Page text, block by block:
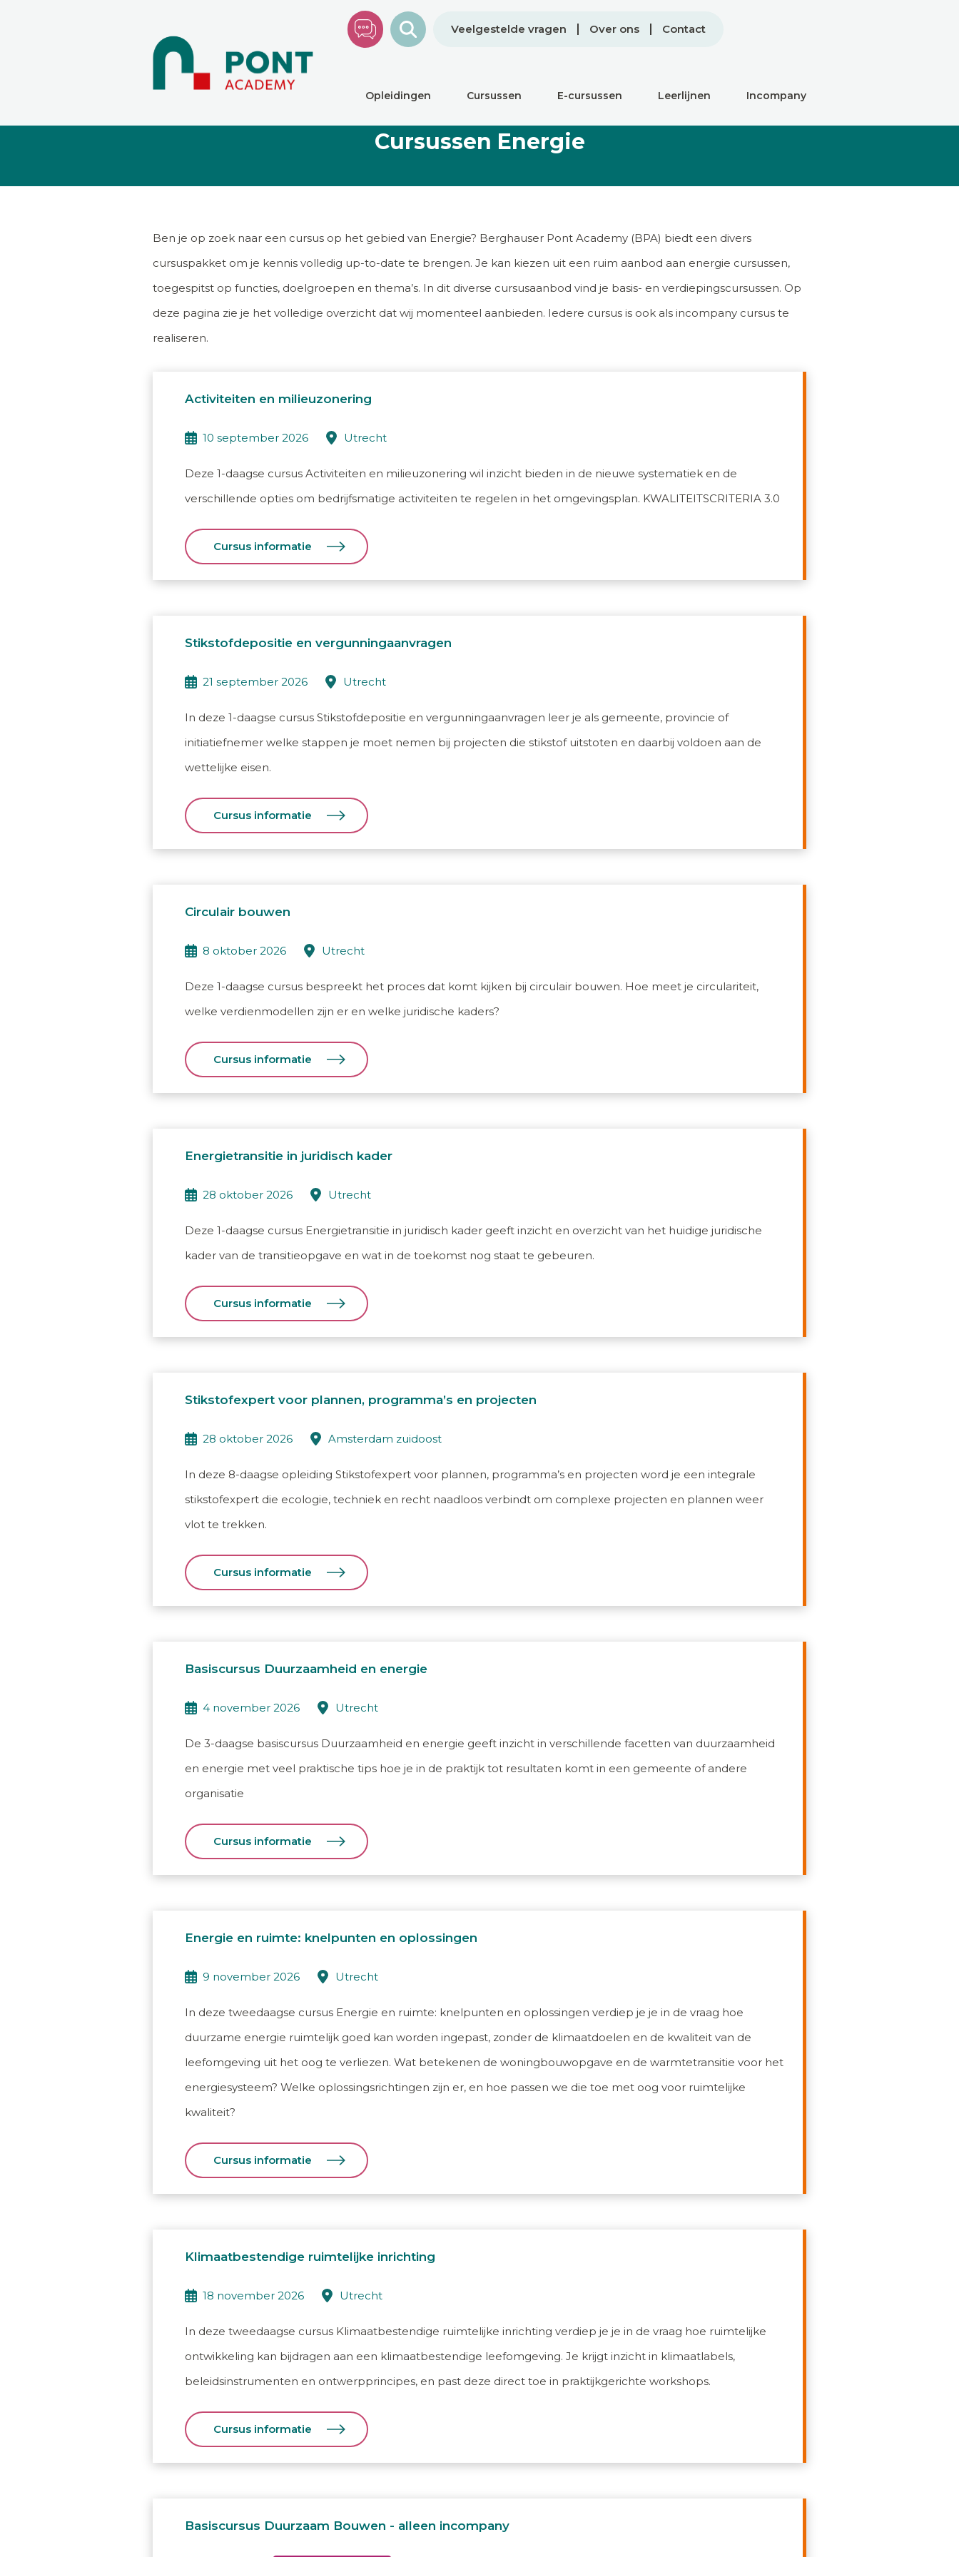
Veelgestelde vragen Over ons Contact
Opleidingen Cursussen E-cursussen Leerlijnen Incompany
Cursussen Energie
Ben je op zoek naar een cursus op het gebied van Energie? Berghauser Pont Academy (BPA) biedt een divers
cursuspakket om je kennis volledig up-to-date te brengen. Je kan kiezen uit een ruim aanbod aan energie cursussen,
toegespitst op functies, doelgroepen en thema’s. In dit diverse cursusaanbod vind je basis- en verdiepingscursussen. Op
deze pagina zie je het volledige overzicht dat wij momenteel aanbieden. Iedere cursus is ook als incompany cursus te
realiseren.
Activiteiten en milieuzonering
10 september 2026 utrecht
Deze 1-daagse cursus Activiteiten en milieuzonering wil inzicht bieden in de nieuwe systematiek en de
verschillende opties om bedrijfsmatige activiteiten te regelen in het omgevingsplan. KWALITEITSCRITERIA 3.0
Cursus informatie
Stikstofdepositie en vergunningaanvragen
21 september 2026 utrecht
In deze 1-daagse cursus Stikstofdepositie en vergunningaanvragen leer je als gemeente, provincie of
initiatiefnemer welke stappen je moet nemen bij projecten die stikstof uitstoten en daarbij voldoen aan de
wettelijke eisen.
Cursus informatie
Circulair bouwen
8 oktober 2026 utrecht
Deze 1-daagse cursus bespreekt het proces dat komt kijken bij circulair bouwen. Hoe meet je circulariteit,
welke verdienmodellen zijn er en welke juridische kaders?
Cursus informatie
Energietransitie in juridisch kader
28 oktober 2026 utrecht
Deze 1-daagse cursus Energietransitie in juridisch kader geeft inzicht en overzicht van het huidige juridische
kader van de transitieopgave en wat in de toekomst nog staat te gebeuren.
Cursus informatie
Stikstofexpert voor plannen, programma’s en projecten
28 oktober 2026 amsterdam zuidoost
In deze 8-daagse opleiding Stikstofexpert voor plannen, programma’s en projecten word je een integrale
stikstofexpert die ecologie, techniek en recht naadloos verbindt om complexe projecten en plannen weer
vlot te trekken.
Cursus informatie
Basiscursus Duurzaamheid en energie
4 november 2026 utrecht
De 3-daagse basiscursus Duurzaamheid en energie geeft inzicht in verschillende facetten van duurzaamheid
en energie met veel praktische tips hoe je in de praktijk tot resultaten komt in een gemeente of andere
organisatie
Cursus informatie
Energie en ruimte: knelpunten en oplossingen
9 november 2026 utrecht
In deze tweedaagse cursus Energie en ruimte: knelpunten en oplossingen verdiep je je in de vraag hoe
duurzame energie ruimtelijk goed kan worden ingepast, zonder de klimaatdoelen en de kwaliteit van de
leefomgeving uit het oog te verliezen. Wat betekenen de woningbouwopgave en de warmtetransitie voor het
energiesysteem? Welke oplossingsrichtingen zijn er, en hoe passen we die toe met oog voor ruimtelijke
kwaliteit?
Cursus informatie
Klimaatbestendige ruimtelijke inrichting
18 november 2026 utrecht
In deze tweedaagse cursus Klimaatbestendige ruimtelijke inrichting verdiep je je in de vraag hoe ruimtelijke
ontwikkeling kan bijdragen aan een klimaatbestendige leefomgeving. Je krijgt inzicht in klimaatlabels,
beleidsinstrumenten en ontwerpprincipes, en past deze direct toe in praktijkgerichte workshops.
Cursus informatie
Basiscursus Duurzaam Bouwen - alleen incompany